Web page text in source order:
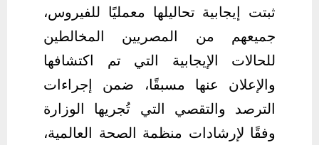
ثبتت إيجابية تحاليلها معمليًا للفيروس،
جميعهم من المصريين المخالطين
للحالات الإيجابية التي تم اكتشافها
والإعلان عنها مسبقًا، ضمن إجراءات
الترصد والتقصي التي تُجريها الوزارة
وفقًا لإرشادات منظمة الصحة العالمية،